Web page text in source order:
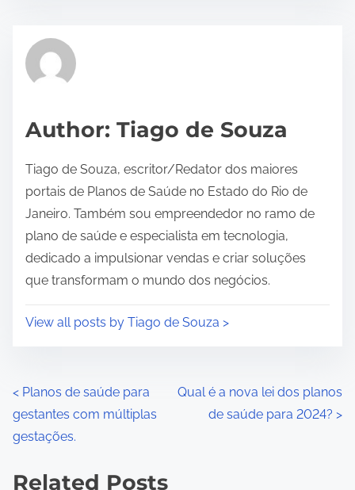
r
e
t
i
e
Author: Tiago de Souza
Tiago de Souza, escritor/Redator dos maiores
portais de Planos de Saúde no Estado do Rio de
Janeiro. Também sou empreendedor no ramo de
plano de saúde e especialista em tecnologia,
dedicado a impulsionar vendas e criar soluções
que transformam o mundo dos negócios.
View all posts by Tiago de Souza >
P
o
< Planos de saúde para
gestantes com múltiplas
gestações.
Qual é a nova lei dos planos
de saúde para 2024? >
Related Posts